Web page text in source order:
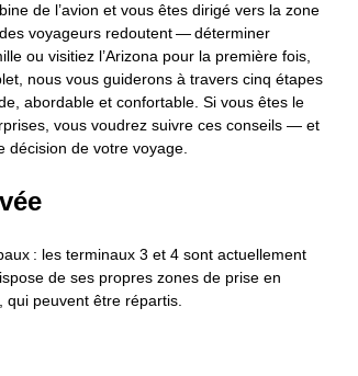
de l’avion et vous êtes dirigé vers la zone
voyageurs redoutent — déterminer
ou visitiez l’Arizona pour la première fois,
nous vous guiderons à travers cinq étapes
abordable et confortable. Si vous êtes le
vous voudrez suivre ces conseils — et
de votre voyage.
: les terminaux 3 et 4 sont actuellement
de ses propres zones de prise en
peuvent être répartis.